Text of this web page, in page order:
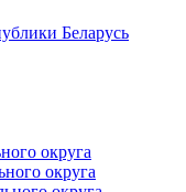
Беларусь
округа
округа